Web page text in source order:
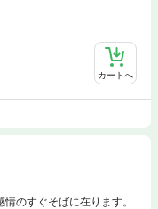
カートへ
のすぐそばに在ります。